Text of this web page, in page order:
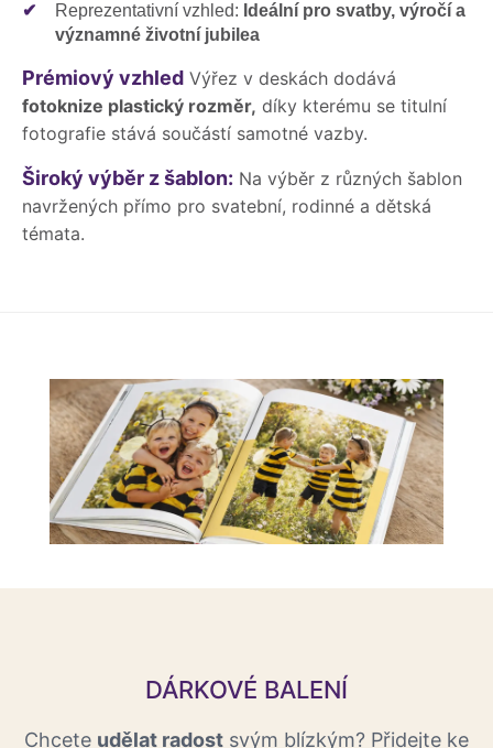
✔
Reprezentativní vzhled: Ideální pro svatby, výročí a
významné životní jubilea
Prémiový vzhled Výřez v deskách dodává
fotoknize plastický rozměr, díky kterému se titulní
fotografie stává součástí samotné vazby.
Široký výběr z šablon: Na výběr z různých šablon
navržených přímo pro svatební, rodinné a dětská
témata.
DÁRKOVÉ BALENÍ
Chcete udělat radost svým blízkým? Přidejte ke